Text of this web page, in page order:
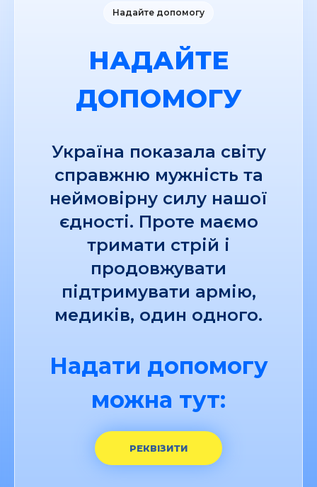
Надайте допомогу
НАДАЙТЕ
ДОПОМОГУ
Україна показала світу
справжню мужність та
неймовірну силу нашої
єдності. Проте маємо
тримати стрій і
продовжувати
підтримувати армію,
медиків, один одного.
Надати допомогу
можна тут:
РЕКВІЗИТИ